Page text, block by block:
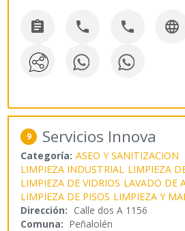
   
9 Servicios Innova
Categoría: ASEO Y SANITIZACION
LIMPIEZA INDUSTRIAL LIMPIEZA
LIMPIEZA DE VIDRIOS LAVADO DE
LIMPIEZA DE PISOS LIMPIEZA Y
Dirección: Calle dos A 1156
Comuna: Peñalolén